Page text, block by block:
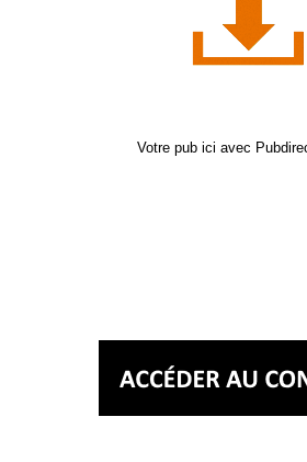
Votre pub ici avec